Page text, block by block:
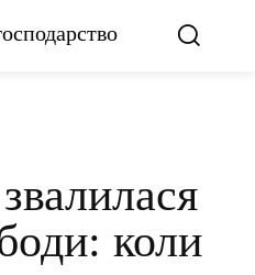
коли